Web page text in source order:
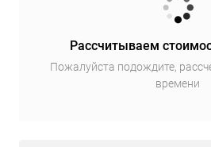
Рассчитываем
Пожалуйста подождите,
времени